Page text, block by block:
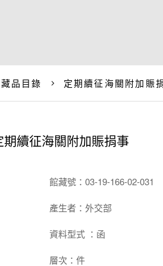
藏品目錄 定期續征海關附加賑
續征海關附加賑捐事
館藏號：03-19-166-02-031
產生者：外交部
資料型式 ：函
層次：件